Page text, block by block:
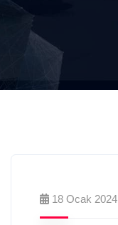
18 Ocak 2024